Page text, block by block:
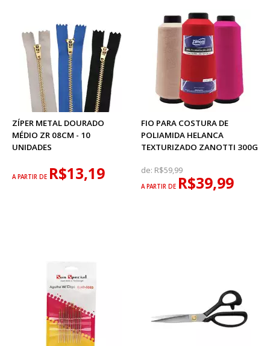
ZÍPER METAL DOURADO
MÉDIO ZR 08CM - 10
UNIDADES
A PARTIR DE R$13,19
FIO PARA COSTURA DE
POLIAMIDA HELANCA
TEXTURIZADO ZANOTTI 300G
de: R$59,99
A PARTIR DE R$39,99